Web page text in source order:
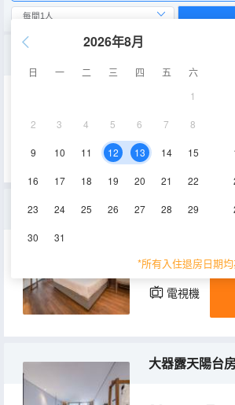
2026年8月
日 一 二 三 四 五
六
1
2 3 4 5 6 7 8
9 10 11 12 13 14 15
16 17 18 19 20 21 22
23 24 25 26 27 28 29
30 31
*所有入住退房日期
22-25㎡
33㎡ 5-
電視機